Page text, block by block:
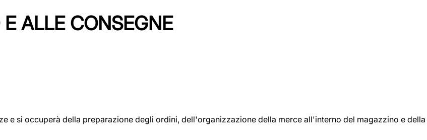
ALLE CONSEGNE
e si occuperà della preparazione degli ordini, dell'organizzazione della merce all'interno del magazzino e della